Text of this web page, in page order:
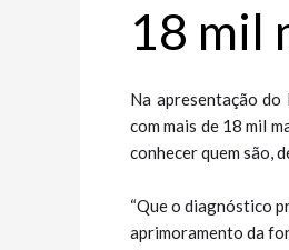
18 mil
Na apresentação do
com mais de 18 mil
conhecer quem são,
“Que o diagnóstico
aprimoramento da